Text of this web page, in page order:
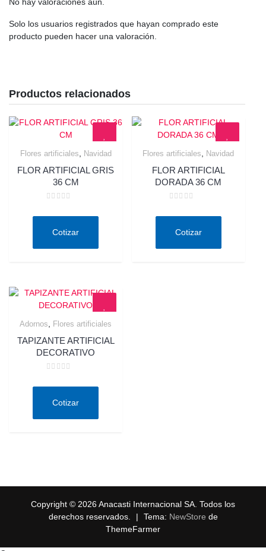
No hay valoraciones aún.
Solo los usuarios registrados que hayan comprado este
producto pueden hacer una valoración.
Productos relacionados
Flores artificiales, Navidad
FLOR ARTIFICIAL GRIS
36 CM
deCotizar
Flores artificiales, Navidad
FLOR ARTIFICIAL
DORADA 36 CM
deCotizar
Adornos Flores artificiales
TAPIZANTE ARTIFICIAL
DECORATIVO
deCotizar
Copyright © 2026 Anacasti Internacional SA. Todos los
derechos reservados.
| Tema: NewStore de
ThemeFarmer